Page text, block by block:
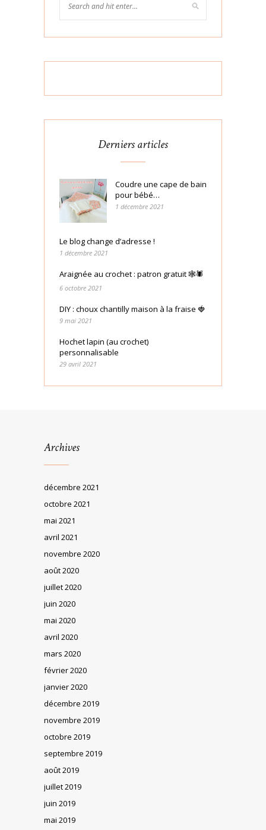
Derniers articles
Coudre une cape de bain
pour bébé…
1 décembre 2021
Le blog change d’adresse !
1 décembre 2021
Araignée au crochet : patron gratuit 🕸🕷
6 octobre 2021
DIY : choux chantilly maison à la fraise 🍓
9 mai 2021
Hochet lapin (au crochet)
personnalisable
29 avril 2021
Archives
décembre 2021
octobre 2021
mai 2021
avril 2021
novembre 2020
août 2020
juillet 2020
juin 2020
mai 2020
avril 2020
mars 2020
février 2020
janvier 2020
décembre 2019
novembre 2019
octobre 2019
septembre 2019
août 2019
juillet 2019
juin 2019
mai 2019